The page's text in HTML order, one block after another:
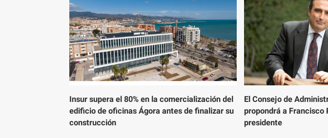
Insur supera el 80% en la comercialización del
edificio de oficinas Ágora antes de finalizar su
construcción
El Consejo de
propondrá a Francisco
presidente